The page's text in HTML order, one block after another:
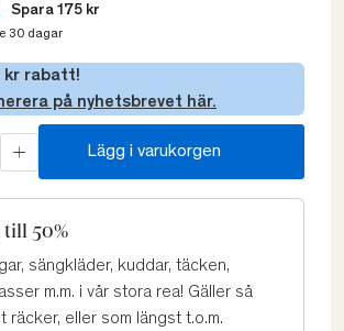
Spara 175 kr
30 dagar
kr rabatt!
på nyhetsbrevet här.
Lägg i varukorgen
till 50%
sängkläder, kuddar, täcken,
m.m. i vår stora rea! Gäller så
räcker, eller som längst t.o.m.